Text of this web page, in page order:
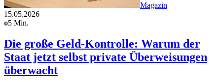
Magazin
15.05.2026
5 Min.
Die große Geld-Kontrolle: Warum der
Staat jetzt selbst private Überweisungen
überwacht